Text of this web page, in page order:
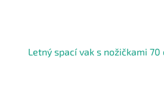
Letný spací vak s nožičkami